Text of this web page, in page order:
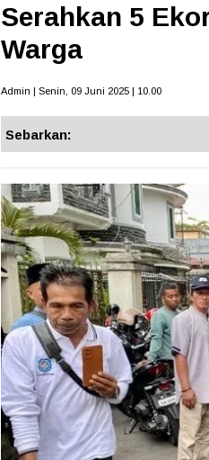
Serahkan 5
Warga
Admin | Senin, 09 Juni 2025 | 10.00
Sebarkan: